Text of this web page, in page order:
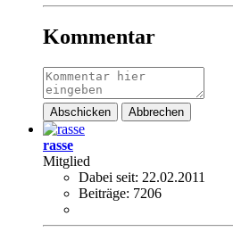
Kommentar
Abschicken Abbrechen
rasse
Mitglied
Dabei seit: 22.02.2011
Beiträge: 7206